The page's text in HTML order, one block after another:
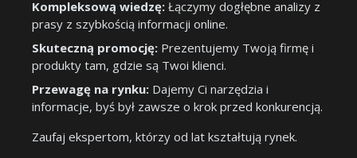
Kompleksową wiedzę: Łączymy dogłębne analizy z
prasy z szybkością informacji online.
Skuteczną promocję: Prezentujemy Twoją firmę i
produkty tam, gdzie są Twoi klienci.
Przewagę na rynku: Dajemy Ci narzędzia i
informacje, byś był zawsze o krok przed konkurencją.
Zaufaj ekspertom, którzy od lat kształtują rynek.